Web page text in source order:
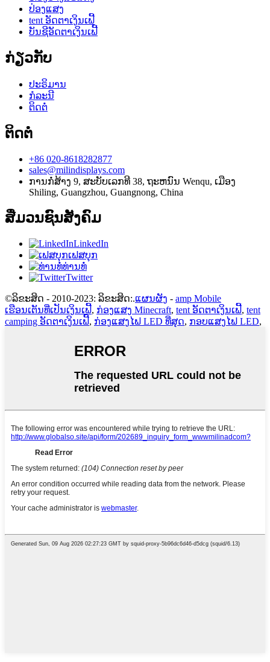
ປ່ອງແສງ
tent ອັດຕາເງິນເຟີ້
ບັນຊີອັດຕາເງິນເຟີ້
ກ່ຽວກັບ
ປະຣິມານ
ກໍລະນີ
ຕິດຕໍ່
ຕິດຕໍ່
+86 020-8618282877
sales@milindisplays.com
ການກໍ່ສ້າງ 9, ສະບັບເລກທີ 38, ຖະຫນົນ Wenqu, ເມືອງ
Shiling, Guangzhou, Guangnong, China
ສື່ມວນຊົນສັງຄົມ
LinkedIn
ເຟສບຸກ
ທ່ານທໍ່
Twitter
©ລິຂະສິດ - 2010-2023: ລິຂະສິດ:.ແຜນຜັງ - amp Mobile
ເຮືອນເຕັນທີ່ເປັນເງິນເຟີ້, ກ່ອງແສງ Minecraft, tent ອັດຕາເງິນເຟີ້, tent
camping ອັດຕາເງິນເຟີ້, ກ່ອງແສງໄຟ LED ທີ່ສຸດ, ກອບແສງໄຟ LED,